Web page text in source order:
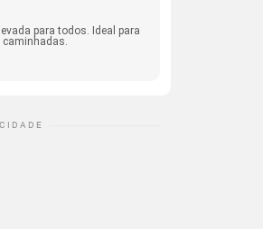
para todos. Ideal para
caminhadas.